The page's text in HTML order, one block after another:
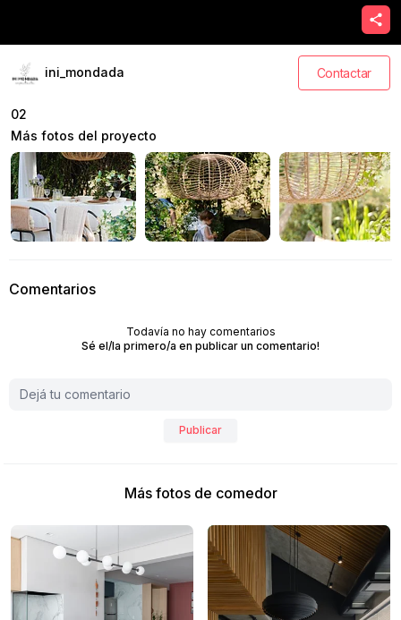
ini_mondada Contactar
02
Más fotos del proyecto
Comentarios
Todavía no hay comentarios
Sé el/la primero/a en publicar un comentario!
Publicar
Más fotos de comedor